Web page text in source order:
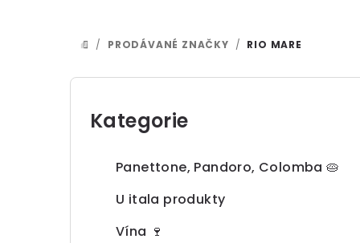
DOMŮ
/ PRODÁVANÉ ZNAČKY / RIO MARE
P
Přeskočit
kategorie
Kategorie
Panettone, Pandoro, Colomba 🥧
U itala produkty
Vína 🍷